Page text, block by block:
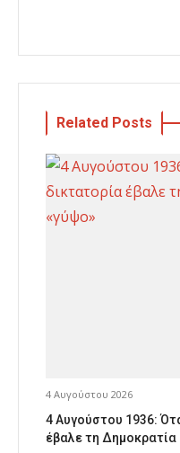
Related Posts
4 Αυγούστου 2026
4 Αυγούστου 1936:
έβαλε τη